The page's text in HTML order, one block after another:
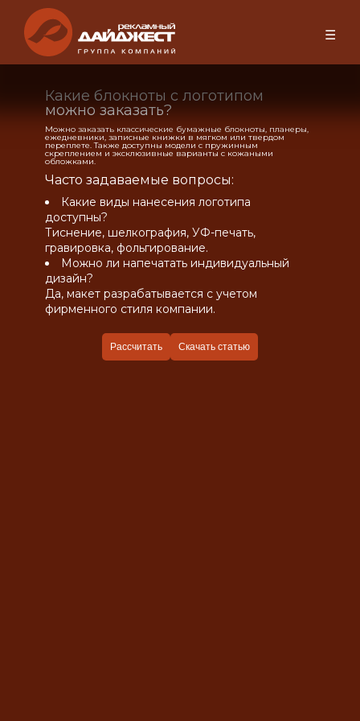
☰
Какие блокноты с логотипом
можно заказать?
Можно заказать классические бумажные блокноты, планеры,
ежедневники, записные книжки в мягком или твердом
переплете. Также доступны модели с пружинным
скреплением и эксклюзивные варианты с кожаными
обложками.
Часто задаваемые вопросы:
Какие виды нанесения логотипа
доступны?
Тиснение, шелкография, УФ-печать,
гравировка, фольгирование.
Можно ли напечатать индивидуальный
дизайн?
Да, макет разрабатывается с учетом
фирменного стиля компании.
Рассчитать Скачать статью